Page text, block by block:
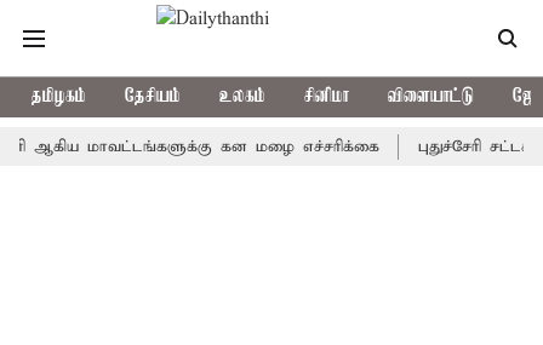
தமிழகம் தேசியம் உலகம் சினிமா விளையாட்டு
மாவட்டங்களுக்கு கன மழை எச்சரிக்கை புதுச்சேரி